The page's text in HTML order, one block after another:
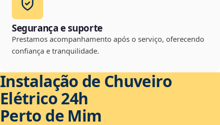
Segurança e suporte
Prestamos acompanhamento após o serviço, oferecendo
confiança e tranquilidade.
Instalação de Chuveiro
Elétrico 24h
Perto de Mim